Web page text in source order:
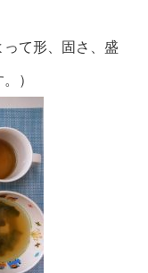
って形、固さ、盛
）